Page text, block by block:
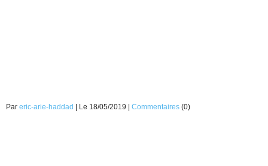
Par eric-arie-haddad | Le 18/05/2019 | Commentaires (0)